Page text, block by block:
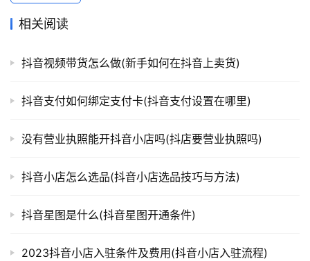
相关阅读
抖音视频带货怎么做(新手如何在抖音上卖货)
抖音支付如何绑定支付卡(抖音支付设置在哪里)
没有营业执照能开抖音小店吗(抖店要营业执照吗)
抖音小店怎么选品(抖音小店选品技巧与方法)
抖音星图是什么(抖音星图开通条件)
2023抖音小店入驻条件及费用(抖音小店入驻流程)